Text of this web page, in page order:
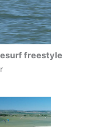
freestyle